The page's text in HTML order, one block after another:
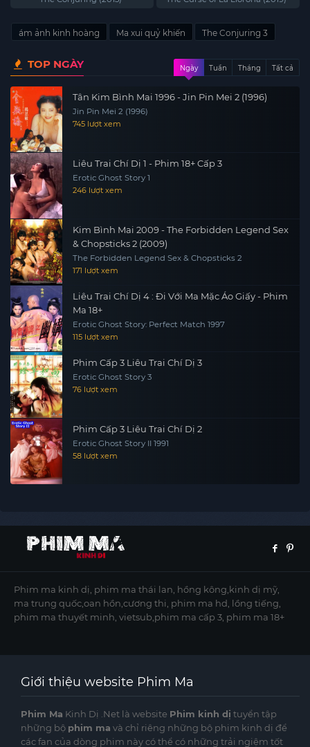
ám ảnh kinh hoàng Ma xui quỷ khiến The Conjuring 3
TOP NGÀY Ngày Tuần Tháng Tất cả
Tân Kim Bình Mai 1996 - Jin Pin Mei 2 (1996)
Jin Pin Mei 2 (1996)
745 lượt xem
Liêu Trai Chí Dị 1 - Phim 18+ Cấp 3
Erotic Ghost Story 1
246 lượt xem
Kim Bình Mai 2009 - The Forbidden Legend Sex
& Chopsticks 2 (2009)
The Forbidden Legend Sex & Chopsticks 2
171 lượt xem
Liêu Trai Chí Dị 4 : Đi Với Ma Mặc Áo Giấy - Phim
Ma 18+
Erotic Ghost Story: Perfect Match 1997
115 lượt xem
Phim Cấp 3 Liêu Trai Chí Dị 3
Erotic Ghost Story 3
76 lượt xem
Phim Cấp 3 Liêu Trai Chí Dị 2
Erotic Ghost Story II 1991
58 lượt xem
Phim ma kinh dị, phim ma thái lan, hồng kông,kinh dị mỹ,
ma trung quốc,oan hồn,cương thi, phim ma hd, lồng tiếng,
phim ma thuyết minh, vietsub,phim ma cấp 3, phim ma 18+
Giới thiệu website Phim Ma
Phim Ma Kinh Dị .Net là website Phim kinh dị tuyển tập
những bộ phim ma và chỉ riêng những bộ phim kinh dị để
các fan của dòng phim này có thể có những trải ngiệm tốt